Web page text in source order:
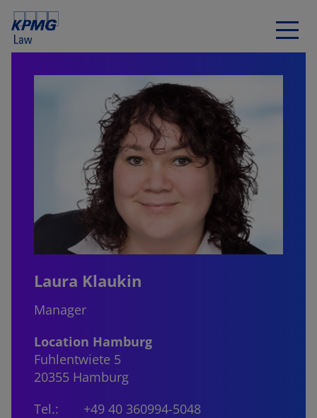
Laura Klaukin
Manager
Location Hamburg
Fuhlentwiete 5
20355 Hamburg
Tel.:
+49 40 360994-5048